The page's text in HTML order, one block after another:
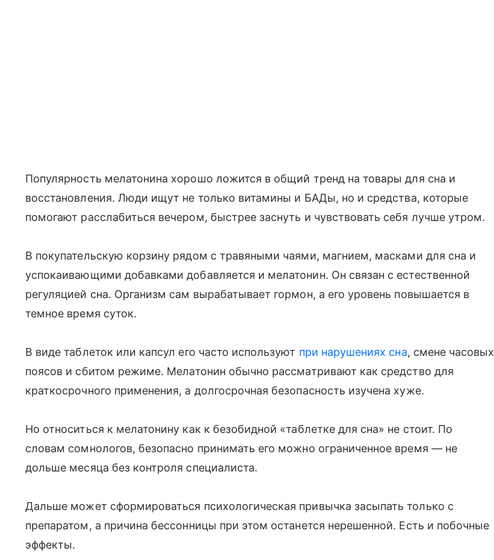
Популярность мелатонина хорошо ложится в общий тренд на товары для сна и
восстановления. Люди ищут не только витамины и БАДы, но и средства, которые
помогают расслабиться вечером, быстрее заснуть и чувствовать себя лучше утром.
В покупательскую корзину рядом с травяными чаями, магнием, масками для сна и
успокаивающими добавками добавляется и мелатонин. Он связан с естественной
регуляцией сна. Организм сам вырабатывает гормон, а его уровень повышается в
темное время суток.
В виде таблеток или капсул его часто используют при нарушениях сна, смене часовых
поясов и сбитом режиме. Мелатонин обычно рассматривают как средство для
краткосрочного применения, а долгосрочная безопасность изучена хуже.
Но относиться к мелатонину как к безобидной «таблетке для сна» не стоит. По
словам сомнологов, безопасно принимать его можно ограниченное время — не
дольше месяца без контроля специалиста.
Дальше может сформироваться психологическая привычка засыпать только с
препаратом, а причина бессонницы при этом останется нерешенной. Есть и побочные
эффекты.